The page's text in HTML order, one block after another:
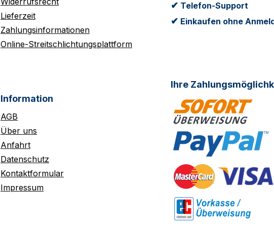
Lieferzeit
Zahlungsinformationen
Online-Streitschlichtungsplattform
Information
AGB
Über uns
Anfahrt
Datenschutz
Kontaktformular
Impressum
✔ Telefon-Support
✔ Einkaufen ohne
Ihre